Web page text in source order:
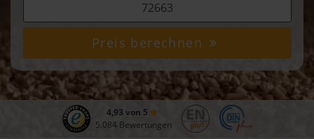
Preis berechnen
4,93 von 5
5.084 Bewertungen